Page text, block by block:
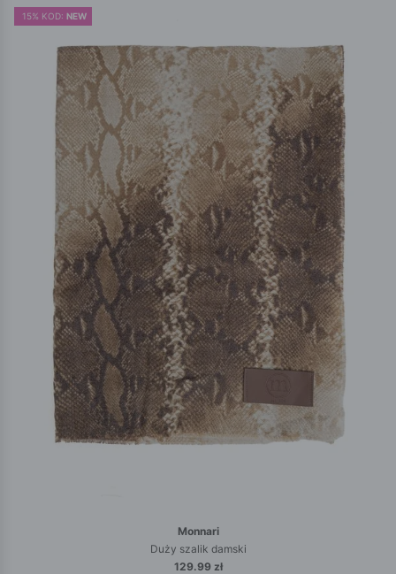
15% KOD: NEW
Monnari
Duży szalik damski
129.99 zł